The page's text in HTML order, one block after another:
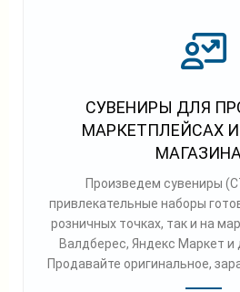
СУВЕНИРЫ ДЛЯ
МАРКЕТПЛЕЙСАХ
Произведем сувениры
привлекательные наборы
розничных точках, так и на
Валдберес, Яндекс Маркет и
Продавайте оригинальное,